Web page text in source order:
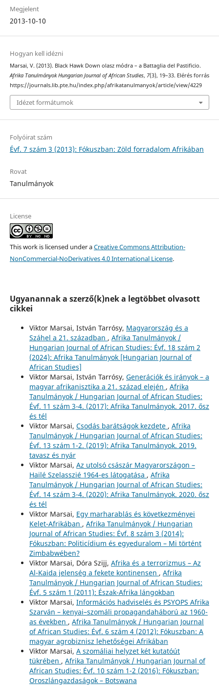
Megjelent
2013-10-10
Hogyan kell idézni
Marsai, V. (2013). Black Hawk Down olasz módra – a Battaglia del Pastificio.
Afrika Tanulmányok Hungarian Journal of African Studies, 7(3), 19–33. Elérés forrás
https://journals.lib.pte.hu/index.php/afrikatanulmanyok/article/view/4229
Idézet formátumok
Folyóirat szám
Évf. 7 szám 3 (2013): Fókuszban: Zöld forradalom Afrikában
Rovat
Tanulmányok
License
This work is licensed under aCreative Commons Attribution-
NonCommercial-NoDerivatives 4.0 International License.
Ugyanannak a szerző(k)nek a legtöbbet olvasott
cikkei
Viktor Marsai, István Tarrósy, Magyarország és a
Száhel a 21. században , Afrika Tanulmányok /
Hungarian Journal of African Studies: Évf. 18 szám 2
(2024): Afrika Tanulmányok [Hungarian Journal of
African Studies]
Viktor Marsai, István Tarrósy, Generációk és irányok – a
magyar afrikanisztika a 21. század elején , Afrika
Tanulmányok / Hungarian Journal of African Studies:
Évf. 11 szám 3-4. (2017): Afrika Tanulmányok. 2017. ősz
és tél
Viktor Marsai, Csodás barátságok kezdete , Afrika
Tanulmányok / Hungarian Journal of African Studies:
Évf. 13 szám 1-2. (2019): Afrika Tanulmányok. 2019.
tavasz és nyár
Viktor Marsai, Az utolsó császár Magyarországon –
Hailé Szelasszié 1964-es látogatása , Afrika
Tanulmányok / Hungarian Journal of African Studies:
Évf. 14 szám 3-4. (2020): Afrika Tanulmányok. 2020. ősz
és tél
Viktor Marsai, Egy marharablás és következményei
Kelet-Afrikában , Afrika Tanulmányok / Hungarian
Journal of African Studies: Évf. 8 szám 3 (2014):
Fókuszban: Politicídium és egyeduralom – Mi történt
Zimbabwében?
Viktor Marsai, Dóra Szijj, Afrika és a terrorizmus – Az
Al-Kaida jelenség a fekete kontinensen , Afrika
Tanulmányok / Hungarian Journal of African Studies:
Évf. 5 szám 1 (2011): Észak-Afrika lángokban
Viktor Marsai, Információs hadviselés és PSYOPS Afrika
Szarván – kenyai–szomáli propagandaháború az 1960-
as években , Afrika Tanulmányok / Hungarian Journal
of African Studies: Évf. 6 szám 4 (2012): Fókuszban: A
magyar agrobiznisz lehetőségei Afrikában
Viktor Marsai, A szomáliai helyzet két kutatóút
tükrében , Afrika Tanulmányok / Hungarian Journal of
African Studies: Évf. 10 szám 1-2 (2016): Fókuszban:
Oroszlángazdaságok – Botswana